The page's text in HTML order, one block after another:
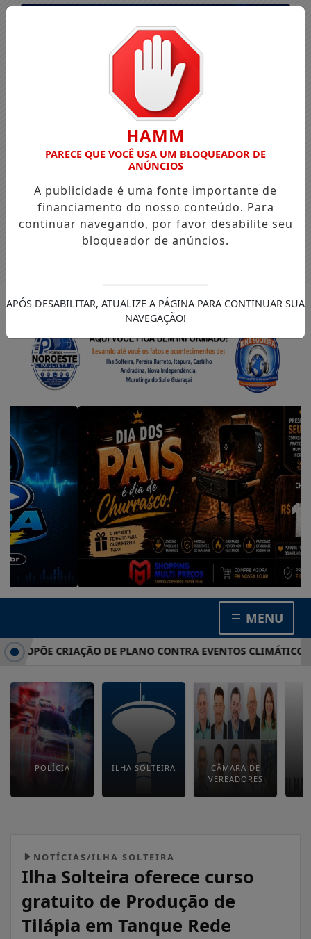
Entrar
MENU
CRIAÇÃO DE PLANO CONTRA EVENTOS CLIMÁTICOS
POLÍCIA ILHA SOLTEIRA
CÂMARA DE
VEREADORES
NOTÍCIAS/ILHA SOLTEIRA
Ilha Solteira oferece curso
gratuito de Produção de
Tilápia em Tanque Rede
HAMM
PARECE QUE VOCÊ USA UM BLOQUEADOR DE
ANÚNCIOS
A publicidade é uma fonte importante de
financiamento do nosso conteúdo. Para
continuar navegando, por favor desabilite seu
bloqueador de anúncios.
APÓS DESABILITAR, ATUALIZE A PÁGINA PARA CONTINUAR SUA
NAVEGAÇÃO!